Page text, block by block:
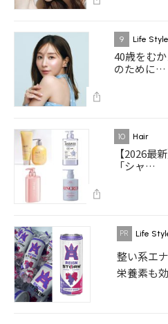
9 Life Style
40歳をむ
のために…
10 Hair
【2026最
「シャ…
Life
整い系エ
栄養素も